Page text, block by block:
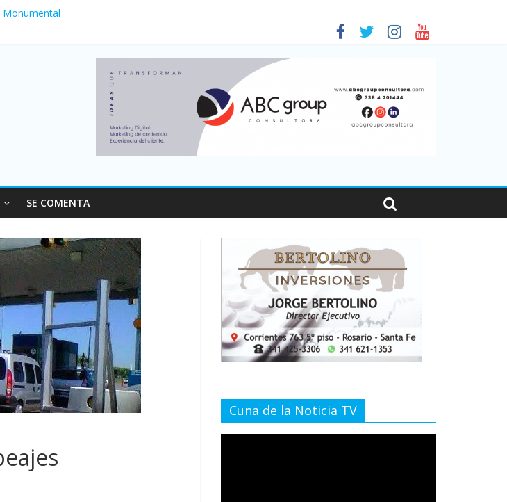
Monumental
y consumo turístico: 4,6 millones de personas viajaron por el país, un 5,9% más que en 2025
julio: bajó un 12,6% interanual
SE COMENTA
Cuna de la Noticia TV